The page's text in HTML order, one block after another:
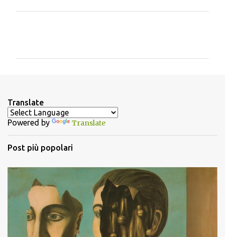
t
i
Translate
Powered by Translate
Post più popolari